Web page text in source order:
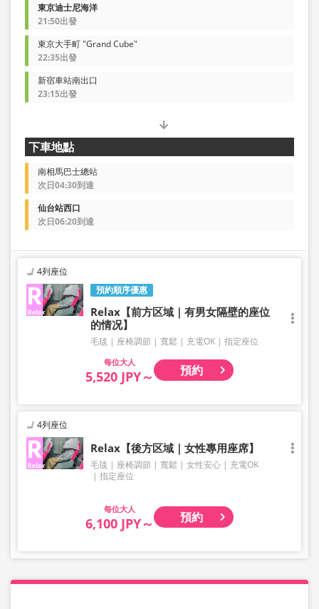
東京迪士尼海洋
21:50出發
東京大手町 "Grand Cube"
22:35出發
新宿車站南出口
23:15出發
下車地點
南相馬巴士總站
次日04:30到達
仙台站西口
次日06:20到達
預約順序優惠
4列座位
Relax【前方区域｜有男女隔壁的座位
的情况】
毛毯 座椅調節 寬鬆 充電OK 指定座位
大人
5,520 JPY～ 預約
4列座位
Relax【後方区域｜女性專用座席】
毛毯 座椅調節 寬鬆 女性安心
充電OK
指定座位
大人
6,100 JPY～ 預約